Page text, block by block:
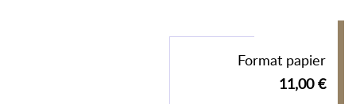
Format papier
11,00 €